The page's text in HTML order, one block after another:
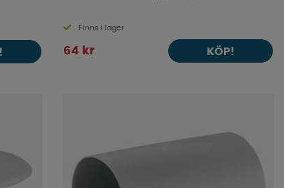
Finns i lager
64 kr KÖP!